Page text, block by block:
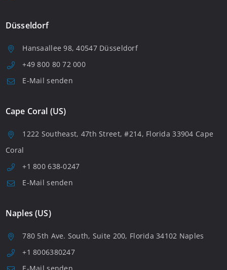
Düsseldorf
Hansaallee 98, 40547 Düsseldorf
+49 800 80 72 000
E-Mail senden
Cape Coral (US)
1222 Southeast, 47th Street, #214, Florida 33904 Cape
Coral
+1 800 638-0247
E-Mail senden
Naples (US)
780 5th Ave. South, Suite 200, Florida 34102 Naples
+1 8006380247
E-Mail senden